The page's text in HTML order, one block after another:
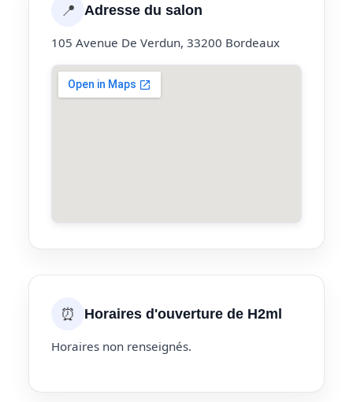
📍 Adresse du salon
105 Avenue De Verdun, 33200 Bordeaux
⏰ Horaires d'ouverture de H2ml
Horaires non renseignés.